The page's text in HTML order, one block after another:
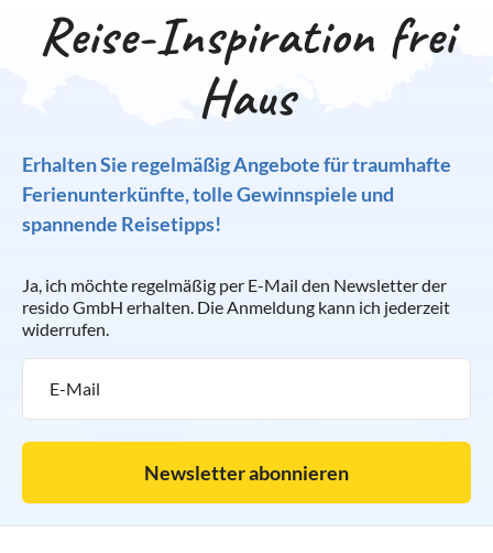
Reise-Inspiration frei
Haus
Erhalten Sie regelmäßig Angebote für traumhafte
Ferienunterkünfte, tolle Gewinnspiele und
spannende Reisetipps!
Ja, ich möchte regelmäßig per E-Mail den Newsletter der
resido GmbH erhalten. Die Anmeldung kann ich jederzeit
widerrufen.
Newsletter abonnieren